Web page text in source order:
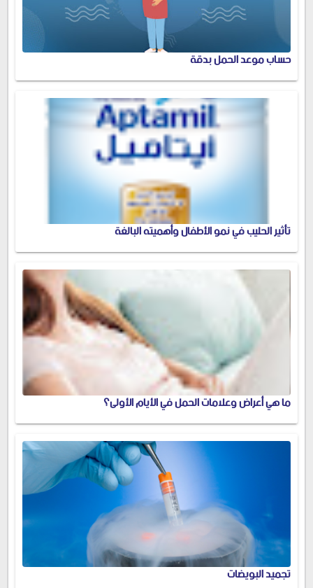
حساب موعد الحمل بدقة
تأثير الحليب في نمو الأطفال وأهميته البالغة
ما هي أعراض وعلامات الحمل في الأيام الأولى؟
تجميد البويضات